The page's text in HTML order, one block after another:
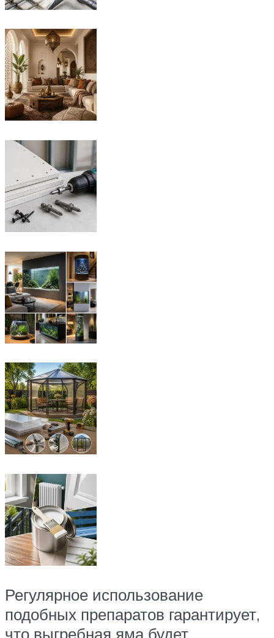
Регулярное использование
подобных препаратов гарантирует,
что выгребная яма будет